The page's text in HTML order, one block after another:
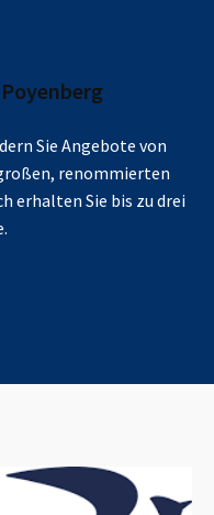
Poyenberg
Sie Angebote von
renommierten
erhalten Sie bis zu drei